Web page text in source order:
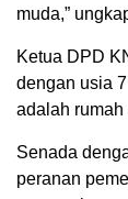
muda,”
Ketua DPD
dengan usia
adalah rumah
Senada
peranan